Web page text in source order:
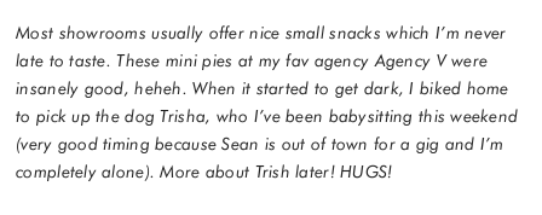
Most showrooms usually offer nice small snacks which I’m never
late to taste. These mini pies at my fav agency Agency V were
insanely good, heheh. When it started to get dark, I biked home
to pick up the dog Trisha, who I’ve been babysitting this weekend
(very good timing because Sean is out of town for a gig and I’m
completely alone). More about Trish later! HUGS!